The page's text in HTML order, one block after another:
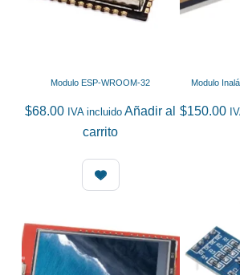
Modulo ESP-WROOM-32
$68.00 IVA incluido Añadir al
carrito
Modulo
$150.00